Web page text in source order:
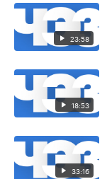
23:58
18:53
33:16